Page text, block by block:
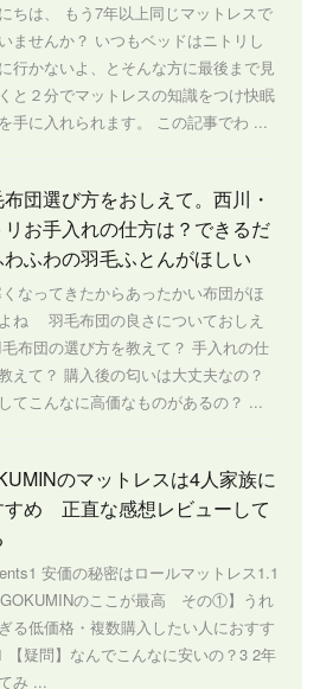
ちは、 もう7年以上同じマットレスで
ませんか？ いつもベッドはニトリし
行かないよ、とそんな方に最後まで見
と２分でマットレスの知識をつけ快眠
手に入れられます。 この記事でわ ...
団選び方をおしえて。西川・
リお手入れの仕方は？できるだ
わふわの羽毛ふとんがほしい
なってきたからあったかい布団がほ
ね 羽毛布団の良さについておしえ
布団の選び方を教えて？ 手入れの仕
えて？ 購入後の匂いは大丈夫なの？
てこんなに高価なものがあるの？ ...
のマットレスは4人家族に
すめ 正直な感想レビューして
安価の秘密はロールマットレス1.1
のここが最高 その①】うれ
る低価格・複数購入したい人におすす
【疑問】なんでこんなに安いの？3 2年
み ...